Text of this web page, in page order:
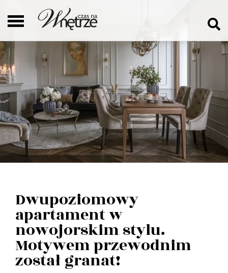
Dwupoziomowy
apartament w
nowojorskim stylu.
Motywem przewodnim
został granat!